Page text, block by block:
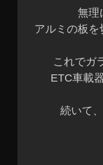
無理
アルミの板を
これでガ
ETC車載
続いて